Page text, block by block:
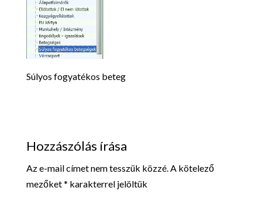
Súlyos fogyatékos beteg
Hozzászólás írása
Az e-mail címet nem tesszük közzé.A kötelező
mezőket* karakterrel jelöltük